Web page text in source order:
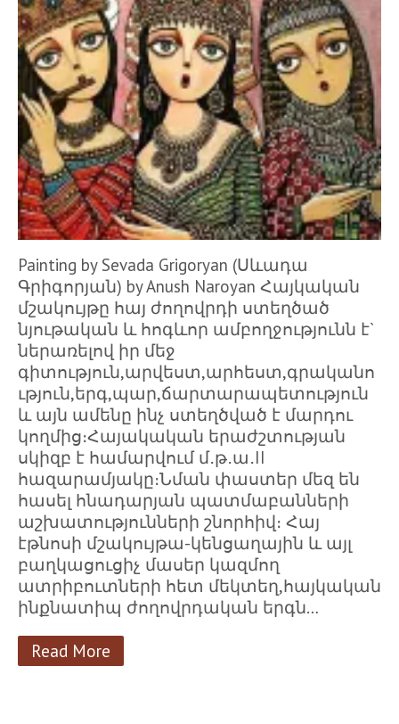
Painting by Sevada Grigoryan (Սևադա
Գրիգորյան) by Anush Naroyan Հայկական
մշակույթը հայ ժողովրդի ստեղծած
նյութական և հոգևոր ամբողջությունն է`
ներառելով իր մեջ
գիտություն,արվեստ,արհեստ,գրականո
ւթյուն,երգ,պար,ճարտարապետություն
և այն ամենը ինչ ստեղծված է մարդու
կողմից։Հայակական երաժշտության
սկիզբ է համարվում մ․թ․ա․II
հազարամյակը։Նման փաստեր մեզ են
հասել հնադարյան պատմաբանների
աշխատությունների շնորհիվ։ Հայ
էթնոսի մշակույթա-կենցաղային և այլ
բաղկացուցիչ մասեր կազմող
ատրիբուտների հետ մեկտեղ,հայկական
ինքնատիպ ժողովրդական երգն…
Read More